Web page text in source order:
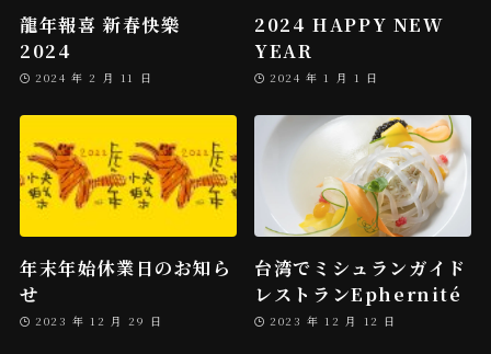
龍年報喜 新春快樂
2024
2024 年 2 月 11 日
2024 HAPPY NEW
YEAR
2024 年 1 月 1 日
年末年始休業日のお知ら
せ
2023 年 12 月 29 日
台湾でミシュランガイド
レストランEphernité
2023 年 12 月 12 日